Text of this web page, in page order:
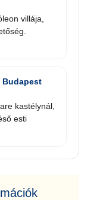
villája,
Budapest
kastélynál,
esti